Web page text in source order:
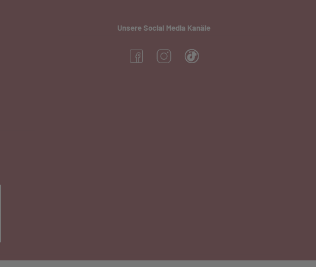
Unsere Social Media Kanäle
(öffnet in neuem Tab)
(öffnet in neuem Tab)